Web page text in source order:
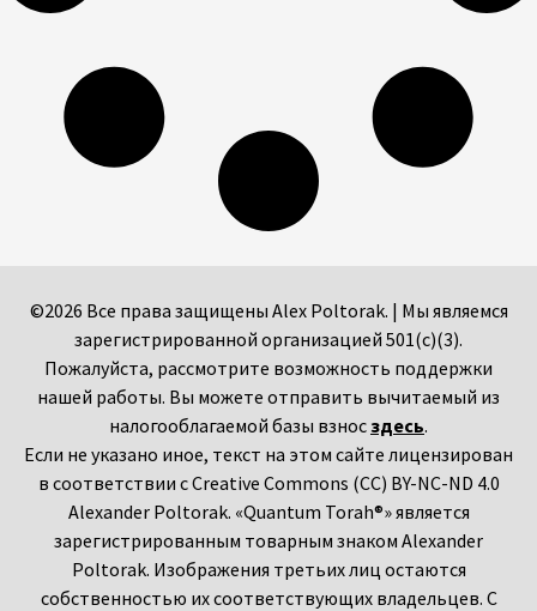
©2026 Все права защищены Alex Poltorak. | Мы являемся
зарегистрированной организацией 501(c)(3).
Пожалуйста, рассмотрите возможность поддержки
нашей работы. Вы можете отправить вычитаемый из
налогооблагаемой базы взнос здесь.
Если не указано иное, текст на этом сайте лицензирован
в соответствии с Creative Commons (CC) BY-NC-ND 4.0
Alexander Poltorak. «Quantum Torah®» является
зарегистрированным товарным знаком Alexander
Poltorak. Изображения третьих лиц остаются
собственностью их соответствующих владельцев. С